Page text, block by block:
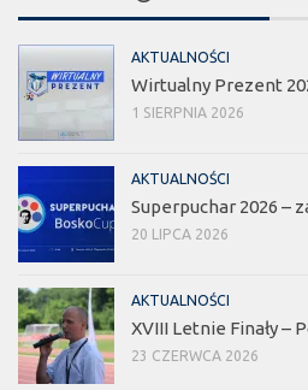
AKTUALNOŚCI
Wirtualny Prezent
1 SIERPNIA 2026
AKTUALNOŚCI
Superpuchar 2026 –
20 LIPCA 2026
AKTUALNOŚCI
XVIII Letnie Finały –
23 CZERWCA 2026